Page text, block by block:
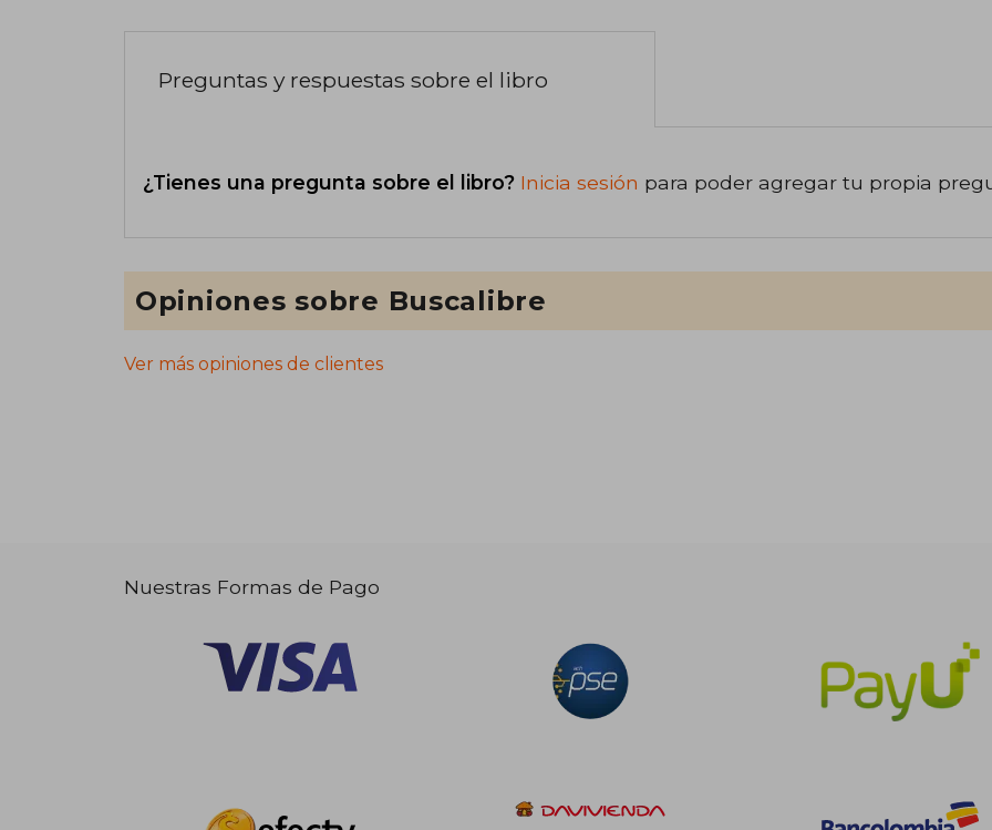
Preguntas y respuestas sobre el libro
¿Tienes una pregunta sobre el libro? Inicia sesión para poder agregar tu propia
Opiniones sobre Buscalibre
Ver más opiniones de clientes
Nuestras Formas de Pago